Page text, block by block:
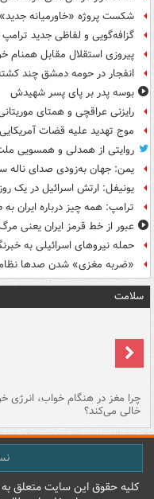
شکست پروژه «خاورمیانه جدید»
گزافه‌گویی و لفاظی جدید ترامپ
پیروزی استقلال مقابل همنام
انفجار در حومه دمشق چند
بوسه‌ پدر بر پای پسر شهیدش
رایزنی عراقچی و همتای
موج تهدید علیه قضات
روایتی از همدلی و همسویی
یمن: جهان به‌زودی صدای ناله
یونیفل: ارتش اسرائیل در یک روز ۱۱۳ توپ به جنوب لبنان شلیک کرده است
ترامپ: همه چیز درباره ایران
عبور از خط قرمز ایران یعنی
حمله نیروهای اسرائیلی به
«ضربه مغزی» شدن صدها
سلامت
چرا مغز در هنگام خواب، انرژی
خالی می‌کند؟
کليه حقوق اين سايت متعلق